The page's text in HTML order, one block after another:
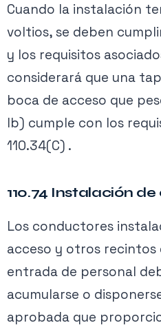
Cuando la instalación
voltios, se deben
y los requisitos
considerará que una
boca de acceso que
lb) cumple con los
110.34(C) .
110.74 Instalación
Los conductores
acceso y otros recintos
entrada de personal
acumularse o
aprobada que